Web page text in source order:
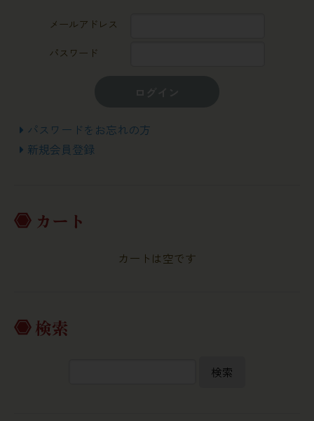
メールアドレス
パスワード
パスワードをお忘れの方
新規会員登録
カート
カートは空です
検索
検索